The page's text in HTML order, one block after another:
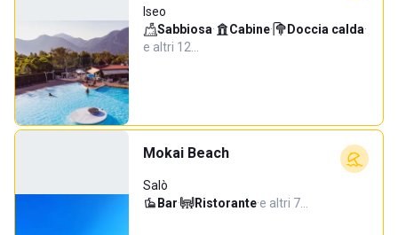
Iseo
Sabbiosa· Cabine· Doccia calda·
e altri 12…
Mokai Beach
Salò
Bar· Ristorante·e altri 7…